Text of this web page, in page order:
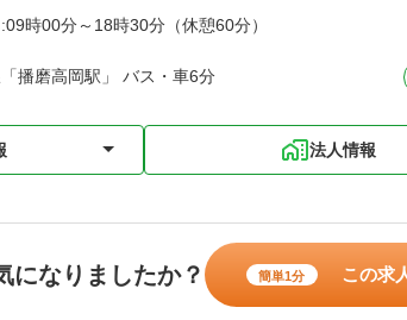
時00分～18時30分（休憩60分）
「播磨高岡駅」 バス・車6分
法人情報
になりましたか？ 簡単1分 この求